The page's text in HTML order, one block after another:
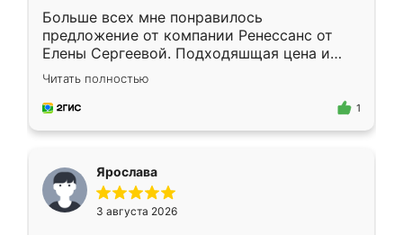
Больше всех мне понравилось
предложение от компании Ренессанс от
Елены Сергеевой. Подходяшщая цена и
короткие сроки изготовления. Приехавший
для замера сотрудник Владислав
предложил по моему эскизу самый
Читать полностью
1
Ярослава
3 августа 2026